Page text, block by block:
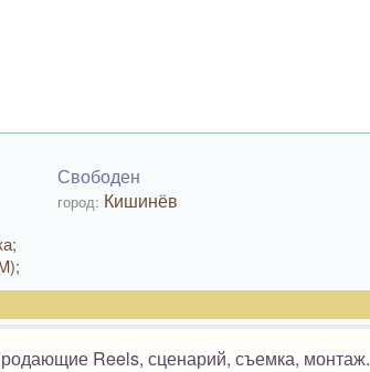
Свободен
город: Кишинёв
Reels, сценарий, съемка, монтаж.